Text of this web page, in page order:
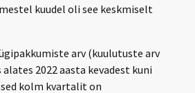
kuudel oli see keskmiselt
arv (kuulutuste arv
2022 aasta kevadest kuni
kolm kvartalit on